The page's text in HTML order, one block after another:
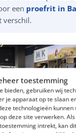
toestemming
bieden, gebruiken wij
je apparaat op te slaan
technologieën kunnen
deze site verwerken.
intrekt, kan
een proefrit in
verschil.